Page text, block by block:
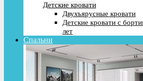
Детские кровати
Двухъярусные кровати
Детские кровати с
лет
Спальни